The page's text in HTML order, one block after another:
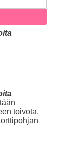
toivota.